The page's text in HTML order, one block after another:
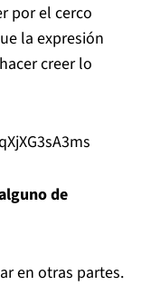
por el cerco
la expresión
creer lo
de
en otras partes.